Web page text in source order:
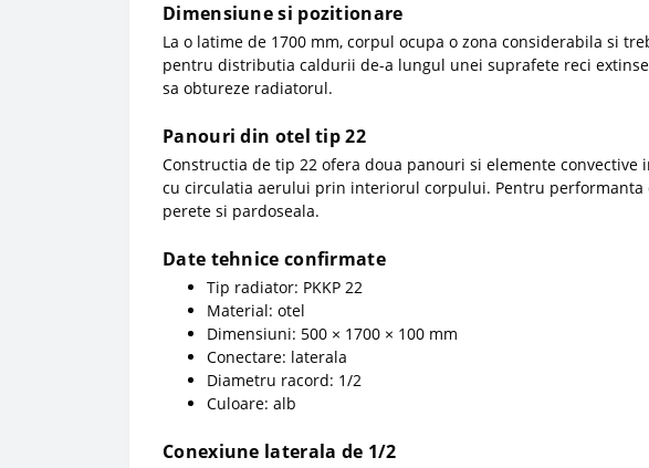
Dimensiune si pozitionare
La o latime de 1700 mm, corpul ocupa o zona considerabila si
pentru distributia caldurii de-a lungul unei suprafete reci
sa obtureze radiatorul.
Panouri din otel tip 22
Constructia de tip 22 ofera doua panouri si elemente
cu circulatia aerului prin interiorul corpului. Pentru
perete si pardoseala.
Date tehnice confirmate
Tip radiator: PKKP 22
Material: otel
Dimensiuni: 500 × 1700 × 100 mm
Conectare: laterala
Diametru racord: 1/2
Culoare: alb
Conexiune laterala de 1/2